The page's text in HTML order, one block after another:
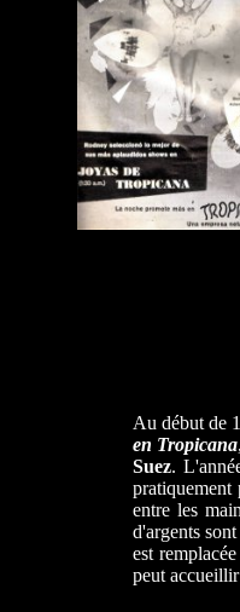
Au début de
en Tropicana
Suez.
entre les
d'argents
est
peut